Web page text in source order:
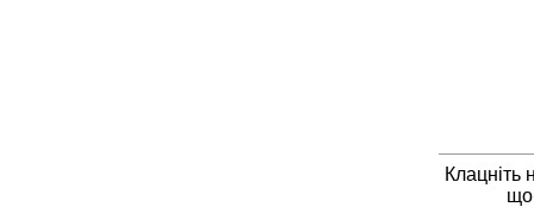
Клацніть